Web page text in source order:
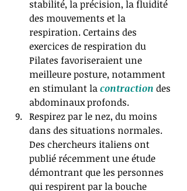
stabilité, la précision, la fluidité
des mouvements et la
respiration. Certains des
exercices de respiration du
Pilates favoriseraient une
meilleure posture, notamment
en stimulant la contraction des
abdominaux profonds. ​
Respirez par le nez, du moins
dans des situations normales.
Des chercheurs italiens ont
publié récemment une étude
démontrant que les personnes
qui respirent par la bouche